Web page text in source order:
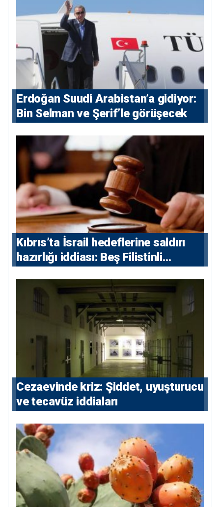
Erdoğan Suudi Arabistan’a gidiyor:
Bin Selman ve Şerif’le görüşecek
Kıbrıs’ta İsrail hedeflerine saldırı
hazırlığı iddiası: Beş Filistinli
Cezaevinde kriz: Şiddet, uyuşturucu
ve tecavüz iddiaları